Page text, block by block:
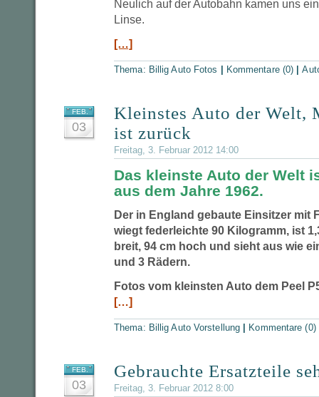
Neulich auf der Autobahn kamen uns
Linse.
[…]
Thema: Billig Auto Fotos Kommentare (0) |
FEB.
03
Kleinstes Auto der Welt,
ist zurück
Freitag, 3. Februar 2012 14:00
Das kleinste Auto der Welt
aus dem Jahre 1962.
Der in England gebaute Einsitzer mit
wiegt federleichte 90 Kilogramm, ist
breit, 94 cm hoch und sieht aus wie
und 3 Rädern.
Fotos vom kleinsten Auto dem Peel
[…]
Thema: Billig Auto Vorstellung Kommentare (0)
FEB.
03
Gebrauchte Ersatzteile
Freitag, 3. Februar 2012 8:00